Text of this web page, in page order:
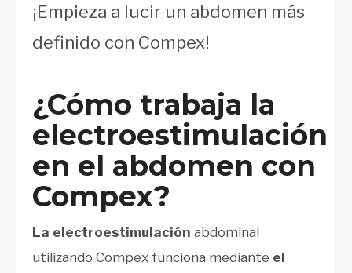
¡Empieza a lucir un abdomen más
definido con Compex!
¿Cómo trabaja la
electroestimulación
en el abdomen con
Compex?
La electroestimulación abdominal
utilizando Compex funciona mediante el